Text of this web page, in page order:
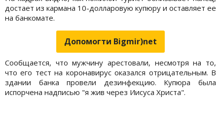
достает из кармана 10-долларовую купюру и оставляет ее
на банкомате.
Допомогти Bigmir)net
Сообщается, что мужчину арестовали, несмотря на то,
что его тест на коронавирус оказался отрицательным. В
здании банка провели дезинфекцию. Купюра была
испорчена надписью "я жив через Иисуса Христа".